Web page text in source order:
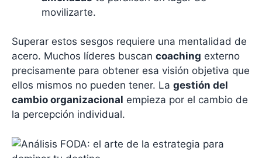
movilizarte.
Superar estos sesgos requiere una mentalidad de
acero. Muchos líderes buscan coaching externo
precisamente para obtener esa visión objetiva que
ellos mismos no pueden tener. La gestión del
cambio organizacional empieza por el cambio de
la percepción individual.